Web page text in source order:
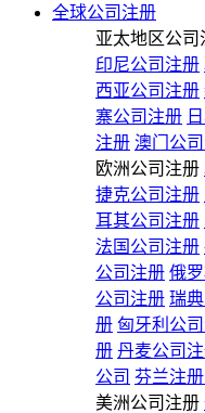
全球公司注册
亚太地区公司
印尼公司注册
西亚公司注册
寨公司注册
注册 澳门公
欧洲公司注册
捷克公司注册
耳其公司注册
法国公司注册
公司注册 俄
公司注册 瑞
册 匈牙利公
册 丹麦公司
公司 芬兰注
美洲公司注册